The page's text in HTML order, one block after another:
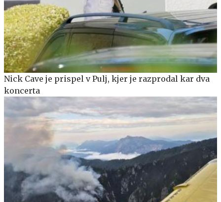
Nick Cave je prispel v Pulj, kjer je razprodal kar dva
koncerta